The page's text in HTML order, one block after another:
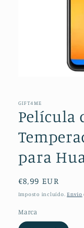
1
modal
GIFT4ME
Película
para
Preço
normal
€8,99 EUR
Imposto incluído. Envio
Marca